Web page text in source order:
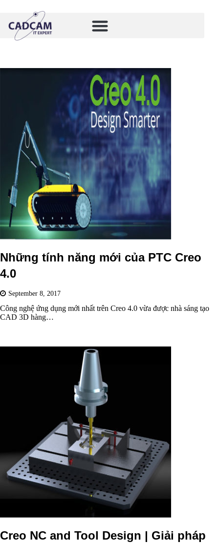
Những tính năng mới của PTC Creo
4.0
September 8, 2017
Công nghệ ứng dụng mới nhất trên Creo 4.0 vừa được nhà sáng tạo
CAD 3D hàng…
Creo NC and Tool Design | Giải pháp